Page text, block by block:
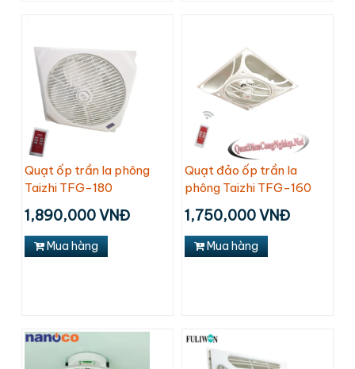
Quạt ốp trần la phông
Taizhi TFG-180
1,890,000 VNĐ
Mua hàng
Quạt đảo ốp trần la
phông Taizhi TFG-160
1,750,000 VNĐ
Mua hàng